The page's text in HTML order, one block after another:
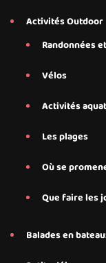
Activités Outdoor
Randonnées
Vélos
Activités
Les plages
Où se
Que faire les
Balades en